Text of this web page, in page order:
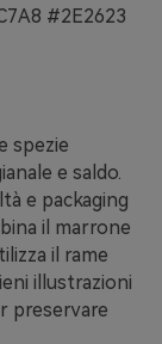
#2E2623
spezie
e saldo.
e packaging
il marrone
il rame
illustrazioni
preservare